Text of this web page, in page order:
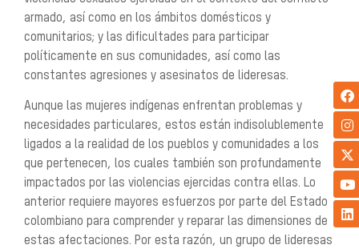
armado, así como en los ámbitos domésticos y
comunitarios; y las dificultades para participar
políticamente en sus comunidades, así como las
constantes agresiones y asesinatos de lideresas.
Aunque las mujeres indígenas enfrentan problemas y
necesidades particulares, estos están indisolublemente
ligados a la realidad de los pueblos y comunidades a los
que pertenecen, los cuales también son profundamente
impactados por las violencias ejercidas contra ellas. Lo
anterior requiere mayores esfuerzos por parte del Estado
colombiano para comprender y reparar las dimensiones de
estas afectaciones. Por esta razón, un grupo de lideresas